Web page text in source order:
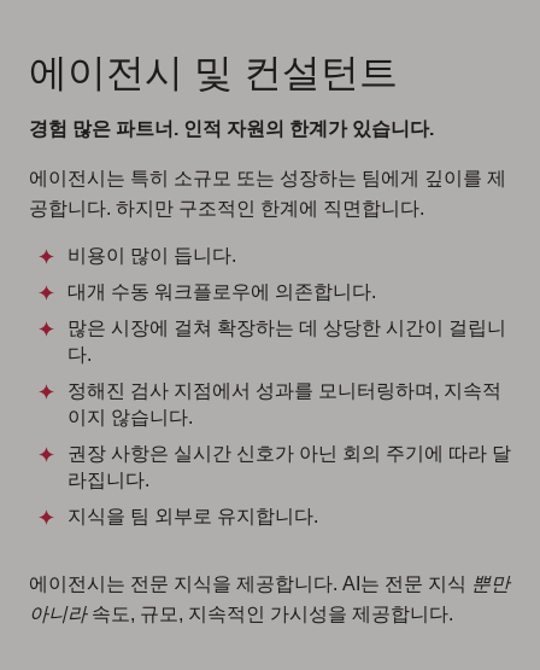
에이전시 및 컨설턴트
경험 많은 파트너. 인적 자원의 한계가 있습니다.
에이전시는 특히 소규모 또는 성장하는 팀에게 깊이를 제
공합니다. 하지만 구조적인 한계에 직면합니다.
비용이 많이 듭니다.
대개 수동 워크플로우에 의존합니다.
많은 시장에 걸쳐 확장하는 데 상당한 시간이 걸립니
다.
정해진 검사 지점에서 성과를 모니터링하며, 지속적
이지 않습니다.
권장 사항은 실시간 신호가 아닌 회의 주기에 따라 달
라집니다.
지식을 팀 외부로 유지합니다.
에이전시는 전문 지식을 제공합니다. AI는 전문 지식 뿐만
아니라속도, 규모, 지속적인 가시성을 제공합니다.